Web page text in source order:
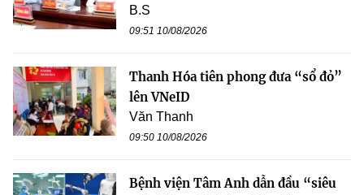
B.S
09:51 10/08/2026
Thanh Hóa tiên phong đưa “sổ đỏ”
lên VNeID
Văn Thanh
09:50 10/08/2026
Bệnh viện Tâm Anh dẫn đầu “siêu